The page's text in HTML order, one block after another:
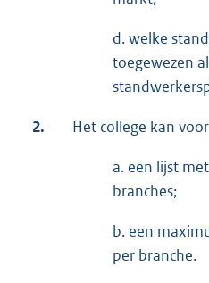
d. welke
toegewezen
2. Het college kan
a. een lijst
branches;
b. een
per branche.